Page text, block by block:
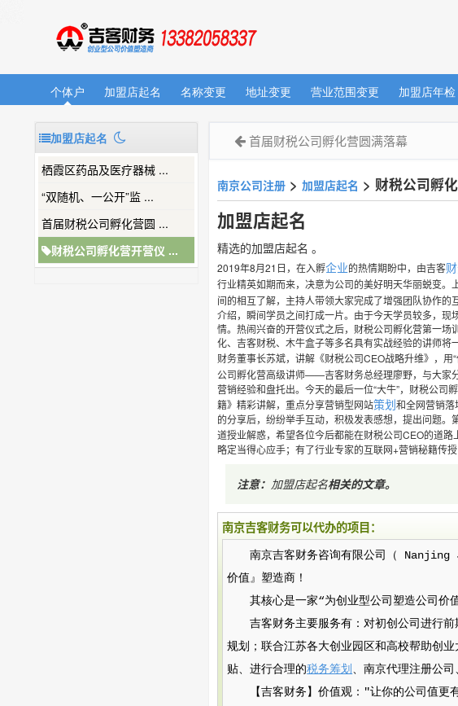
个体户 加盟店起名 名称变更 地址变更 营业范围变更 加盟店年检
加盟店起名
栖霞区药品及医疗器械 ...
“双随机、一公开”监 ...
首届财税公司孵化营圆 ...
财税公司孵化营开营仪 ...
首届财税公司孵化营圆满落幕
南京公司注册 > 加盟店起名 > 财税公司孵
加盟店起名
精选的加盟店起名 。
2019年8月21日，在入孵企业的热情期盼中，由吉客
行业精英如期而来，决意为公司的美好明天华丽蜕变
间的相互了解，主持人带领大家完成了增强团队协作
介绍，瞬间学员之间打成一片。由于今天学员较多，
情。热闹兴奋的开营仪式之后，财税公司孵化营第一
化、吉客财税、木牛盒子等多名具有实战经验的讲师
财务董事长苏斌，讲解《财税公司CEO战略升维》，用
公司孵化营高级讲师——吉客财务总经理廖野，与大家
营销经验和盘托出。今天的最后一位“大牛”，财税公
籍》精彩讲解，重点分享营销型网站策划和全网营销
的分享后，纷纷举手互动，积极发表感想，提出问题
道授业解惑，希望各位今后都能在财税公司CEO的道路
略定当得心应手；有了行业专家的互联网+营销秘籍传
注意： 加盟店起名相关的文章。
南京吉客财务可以代办的项目：
南京吉客财务咨询有限公司（
价值』塑造商！
其核心是一家“为创业型公司塑造公司价
吉客财务主要服务有：对初创公司进行
规划；联合江苏各大创业园区和高校帮助创
贴、进行合理的税务筹划 、南京代理注册公司
【吉客财务】价值观："让你的公司值更